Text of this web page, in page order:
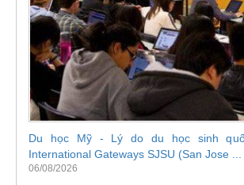
Du học Mỹ - Lý do du học sinh
International Gateways SJSU (San Jose ...
06/08/2026